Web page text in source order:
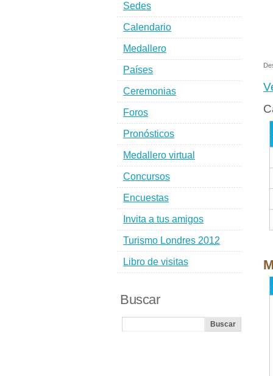
Sedes
Calendario
Medallero
Países
Ceremonias
Foros
Pronósticos
Medallero virtual
Concursos
Encuestas
Invita a tus amigos
Turismo Londres 2012
Libro de visitas
Buscar